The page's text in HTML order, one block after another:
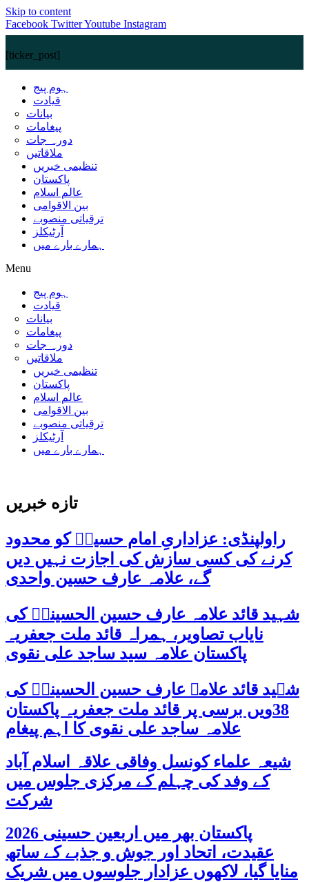
Skip to content
Facebook TwitterYoutube Instagram
[ticker_post]
ہوم پیج
قیادت
بیانات
پیغامات
دورہ جات
ملاقاتیں
تنظیمی خبریں
پاکستان
عالم اسلام
بین الاقوامی
ترقیاتی منصوبے
آرٹیکلز
ہمارے بارے میں
Menu
ہوم پیج
قیادت
بیانات
پیغامات
دورہ جات
ملاقاتیں
تنظیمی خبریں
پاکستان
عالم اسلام
بین الاقوامی
ترقیاتی منصوبے
آرٹیکلز
ہمارے بارے میں
تازه خبریں
راولپنڈی: عزاداریِ امام حسینؑ کو محدود
کرنے کی کسی سازش کی اجازت نہیں دیں
گے، علامہ عارف حسین واحدی
شہید قائد علامہ عارف حسین الحسینیؒ کی
نایاب تصاویر، ہمراہ قائد ملت جعفریہ
پاکستان علامہ سید ساجد علی نقوی
شہید قائد علامہ عارف حسین الحسینیؒ کی
38ویں برسی پر قائد ملت جعفریہ پاکستان
علامہ ساجد علی نقوی کا اہم پیغام
شیعہ علماء کونسل وفاقی علاقہ اسلام آباد
کے وفد کی چہلم کے مرکزی جلوس میں
شرکت
پاکستان بھر میں اربعین حسینی 2026
عقیدت، اتحاد اور جوش و جذبے کے ساتھ
منایا گیا، لاکھوں عزادار جلوسوں میں شریک